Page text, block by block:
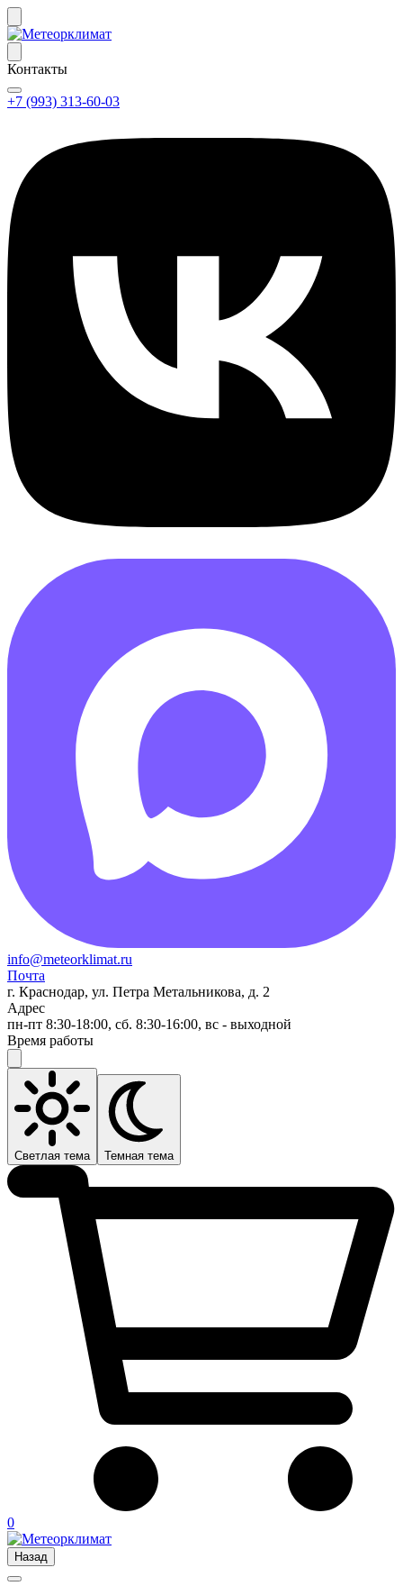
Контакты
+7 (993) 313-60-03
info@meteorklimat.ru
Почта
г. Краснодар, ул. Петра Метальникова, д. 2
Адрес
пн-пт 8:30-18:00, сб. 8:30-16:00, вс - выходной
Время работы
Светлая тема Темная тема
0
Назад